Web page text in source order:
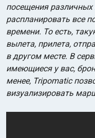
посещения
распланировать все
времени. То есть,
вылета, прилета,
в другом месте. В
имеющиеся у вас,
менее, Tripomatic
визуализировать